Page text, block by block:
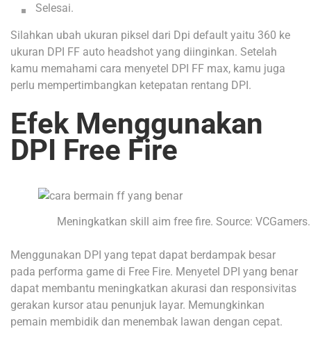
Selesai.
Silahkan ubah ukuran piksel dari Dpi default yaitu 360 ke
ukuran DPI FF auto headshot yang diinginkan. Setelah
kamu memahami cara menyetel DPI FF max, kamu juga
perlu mempertimbangkan ketepatan rentang DPI.
Efek Menggunakan
DPI Free Fire
Meningkatkan skill aim free fire. Source: VCGamers.
Menggunakan DPI yang tepat dapat berdampak besar
pada performa game di Free Fire. Menyetel DPI yang benar
dapat membantu meningkatkan akurasi dan responsivitas
gerakan kursor atau penunjuk layar. Memungkinkan
pemain membidik dan menembak lawan dengan cepat.